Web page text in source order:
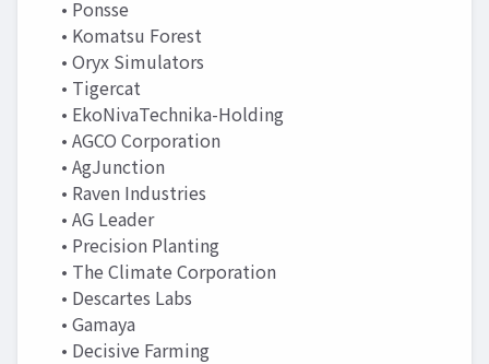
• Ponsse
• Komatsu Forest
• Oryx Simulators
• Tigercat
• EkoNivaTechnika-Holding
• AGCO Corporation
• AgJunction
• Raven Industries
• AG Leader
• Precision Planting
• The Climate Corporation
• Descartes Labs
• Gamaya
• Decisive Farming